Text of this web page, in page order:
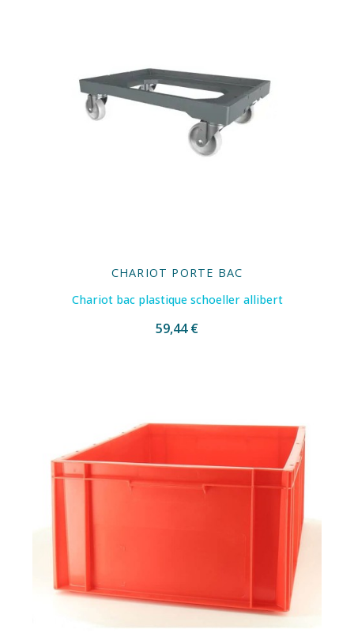
CHARIOT PORTE BAC
Chariot bac plastique schoeller allibert
59,44 €